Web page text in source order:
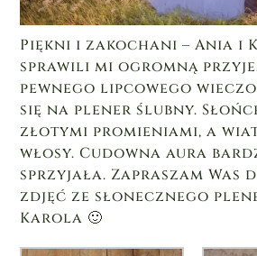
Piękni i zakochani – Ania i
sprawili mi ogromną
pewnego lipcowego
się na plener ślubny.
złotymi promieniami, a
włosy. Cudowna aura
sprzyjała. Zapraszam Was
zdjęć ze słonecznego
Karola 🙂